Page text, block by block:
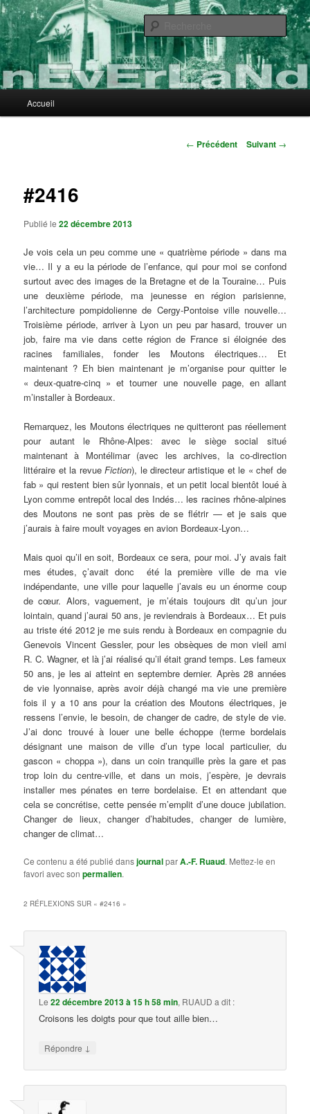
Aller
au
contenu
principalnEvErLaNd
principal
Accueil
Navigation
← Précédent Suivant →
#2416
Publié le22 décembre 2013
Je vois cela un peu comme une « quatrième période » dans ma
vie… Il y a eu la période de l’enfance, qui pour moi se confond
surtout avec des images de la Bretagne et de la Touraine… Puis
une deuxième période, ma jeunesse en région parisienne,
l’architecture pompidolienne de Cergy-Pontoise ville nouvelle…
Troisième période, arriver à Lyon un peu par hasard, trouver un
job, faire ma vie dans cette région de France si éloignée des
racines familiales, fonder les Moutons électriques… Et
maintenant ? Eh bien maintenant je m’organise pour quitter le
« deux-quatre-cinq » et tourner une nouvelle page, en allant
m’installer à Bordeaux.
Remarquez, les Moutons électriques ne quitteront pas réellement
pour autant le Rhône-Alpes: avec le siège social situé
maintenant à Montélimar (avec les archives, la co-direction
littéraire et la revueFiction), le directeur artistique et le « chef de
fab » qui restent bien sûr lyonnais, et un petit local bientôt loué à
Lyon comme entrepôt local des Indés… les racines rhône-alpines
des Moutons ne sont pas près de se flétrir — et je sais que
j’aurais à faire moult voyages en avion Bordeaux-Lyon…
Mais quoi qu’il en soit, Bordeaux ce sera, pour moi. J’y avais fait
mes études, ç’avait donc été la première ville de ma vie
indépendante, une ville pour laquelle j’avais eu un énorme coup
de cœur. Alors, vaguement, je m’étais toujours dit qu’un jour
lointain, quand j’aurai 50 ans, je reviendrais à Bordeaux… Et puis
au triste été 2012 je me suis rendu à Bordeaux en compagnie du
Genevois Vincent Gessler, pour les obsèques de mon vieil ami
R. C. Wagner, et là j’ai réalisé qu’il était grand temps. Les fameux
50 ans, je les ai atteint en septembre dernier. Après 28 années
de vie lyonnaise, après avoir déjà changé ma vie une première
fois il y a 10 ans pour la création des Moutons électriques, je
ressens l’envie, le besoin, de changer de cadre, de style de vie.
J’ai donc trouvé à louer une belle échoppe (terme bordelais
désignant une maison de ville d’un type local particulier, du
gascon « choppa »), dans un coin tranquille près la gare et pas
trop loin du centre-ville, et dans un mois, j’espère, je devrais
installer mes pénates en terre bordelaise. Et en attendant que
cela se concrétise, cette pensée m’emplit d’une douce jubilation.
Changer de lieux, changer d’habitudes, changer de lumière,
changer de climat…
Ce contenu a été publié dansjournalparA.-F. Ruaud. Mettez-le en
favori avec sonpermalien.
2 RÉFLEXIONS SUR «#2416 »
Le22 décembre 2013 à 15 h 58 min, RUAUD a dit :
Croisons les doigts pour que tout aille bien…
Répondre ↓